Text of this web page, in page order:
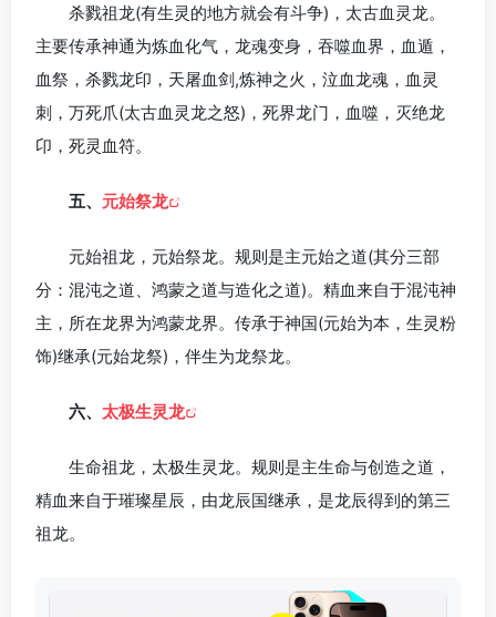
杀戮祖龙(有生灵的地方就会有斗争)，太古血灵龙。
主要传承神通为炼血化气，龙魂变身，吞噬血界，血遁，
血祭，杀戮龙印，天屠血剑,炼神之火，泣血龙魂，血灵
刺，万死爪(太古血灵龙之怒)，死界龙门，血噬，灭绝龙
卬，死灵血符。
五、 元始祭龙
元始祖龙，元始祭龙。规则是主元始之道(其分三部
分：混沌之道、鸿蒙之道与造化之道)。精血来自于混沌神
主，所在龙界为鸿蒙龙界。传承于神国(元始为本，生灵粉
饰)继承(元始龙祭)，伴生为龙祭龙。
六、 太极生灵龙
生命祖龙，太极生灵龙。规则是主生命与创造之道，
精血来自于璀璨星辰，由龙辰国继承，是龙辰得到的第三
祖龙。